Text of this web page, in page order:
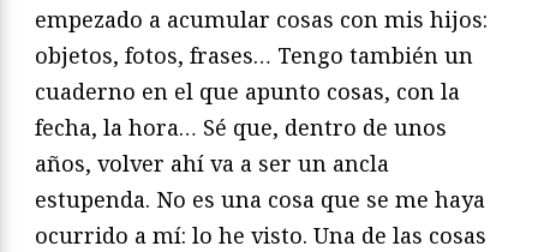
empezado a acumular cosas con mis hijos:
objetos, fotos, frases… Tengo también un
cuaderno en el que apunto cosas, con la
fecha, la hora… Sé que, dentro de unos
años, volver ahí va a ser un ancla
estupenda. No es una cosa que se me haya
ocurrido a mí: lo he visto. Una de las cosas